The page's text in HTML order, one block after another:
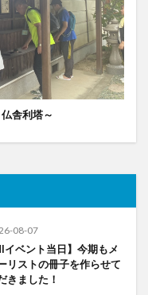
舎利塔～
08-07
イベント当日】今期もメ
リストの冊子を作らせて
きました！